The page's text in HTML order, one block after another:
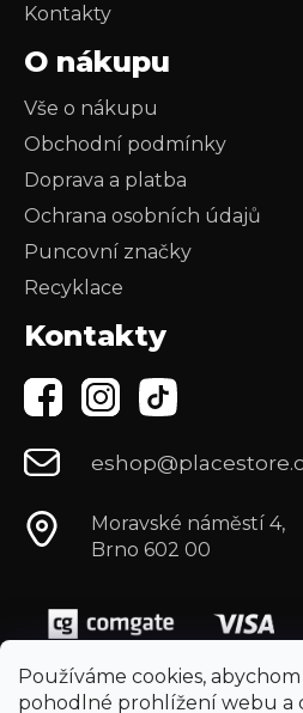
Používáme cookies,
pohodlné prohlížení webu a
Kontakty
O nákupu
Vše o nákupu
Obchodní podmínky
Doprava a platba
Ochrana osobních údajů
Puncovní značky
Recyklace
Kontakty
Moravské náměstí 4,
Brno 602 00